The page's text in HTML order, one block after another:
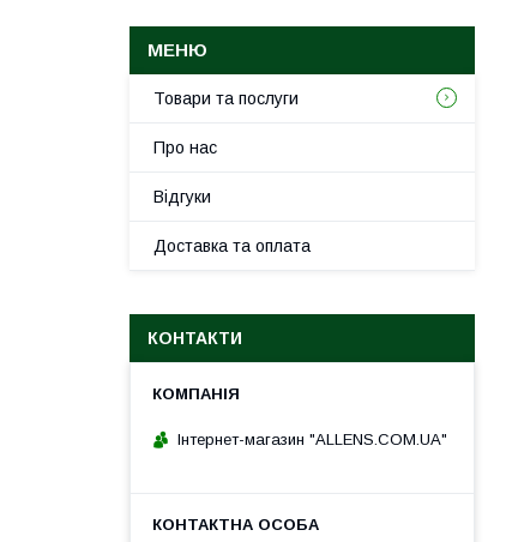
Товари та послуги
Про нас
Відгуки
Доставка та оплата
КОНТАКТИ
Інтернет-магазин "ALLENS.COM.UA"